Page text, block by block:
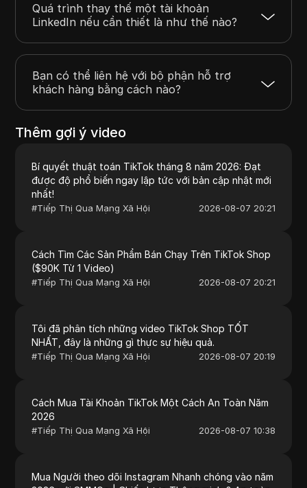
Quá trình thay thế một tài khoản
LinkedIn nếu cần thiết là như thế nào?
Bạn có thể liên hệ với bộ phận hỗ trợ
khách hàng bằng cách nào?
Thêm gợi ý video
Bí quyết thuật toán TikTok tháng 8 năm 2026: Đạt
được độ phổ biến ngay lập tức với bản cập nhật mới
nhất!
#Tiếp Thị Qua Mạng Xã Hội 2026-08-07 20:21
Cách Tìm Các Sản Phẩm Bán Chạy Trên TikTok Shop
($90K Từ 1 Video)
#Tiếp Thị Qua Mạng Xã Hội 2026-08-07 20:21
Tôi đã phân tích những video TikTok Shop TỐT
NHẤT, đây là những gì thực sự hiệu quả.
#Tiếp Thị Qua Mạng Xã Hội 2026-08-07 20:19
Cách Mua Tài Khoản TikTok Một Cách An Toàn Năm
2026
#Tiếp Thị Qua Mạng Xã Hội 2026-08-07 10:38
Mua Người theo dõi Instagram Nhanh chóng vào năm